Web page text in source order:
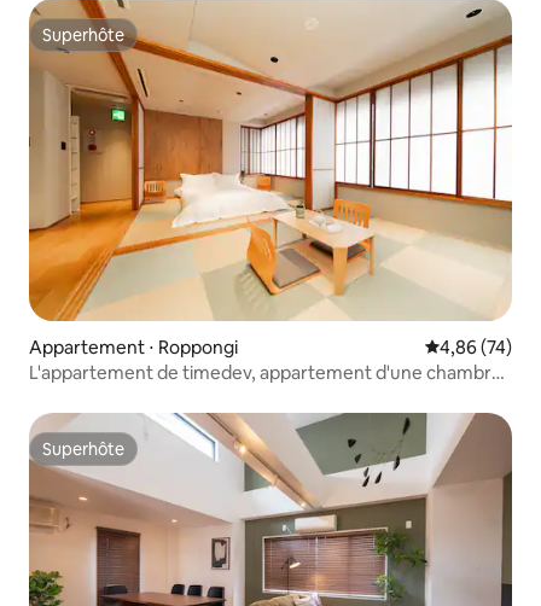
Superhôte
Superhôte
Appartement ⋅ Roppongi Évaluation
4,86 (74)
L'appartement de timedev, appartement d'une chambre
Superhôte
Superhôte